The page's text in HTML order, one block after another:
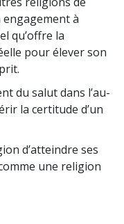
à
qu’offre la
pour élever son
du salut dans l’au-
la certitude d’un
d’atteindre ses
une religion